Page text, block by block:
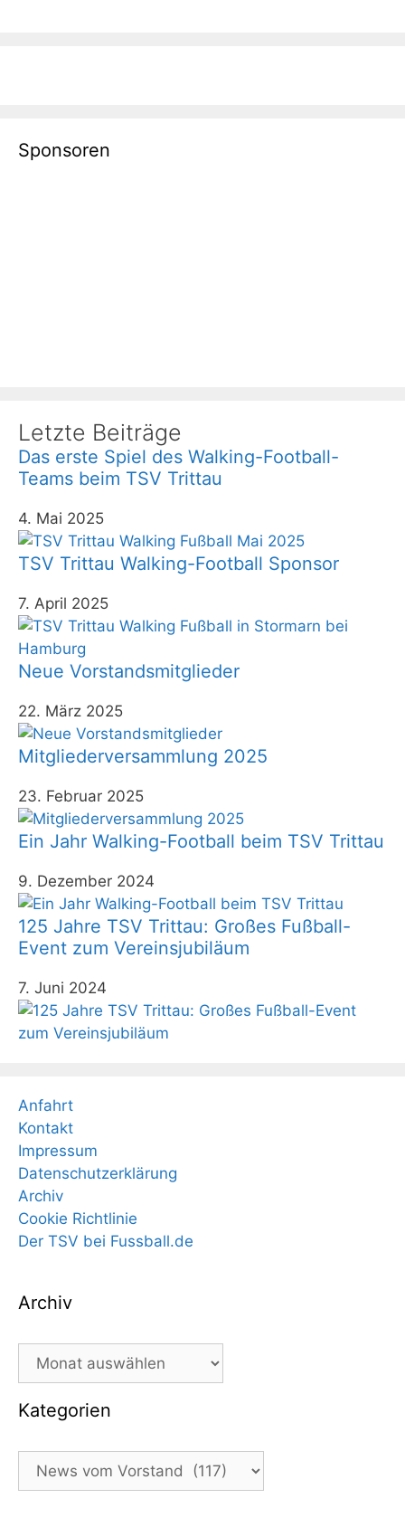
Sponsoren
Letzte Beiträge
Das erste Spiel des Walking-Football-
Teams beim TSV Trittau
4. Mai 2025
TSV Trittau Walking-Football Sponsor
7. April 2025
Neue Vorstandsmitglieder
22. März 2025
Mitgliederversammlung 2025
23. Februar 2025
Ein Jahr Walking-Football beim TSV Trittau
9. Dezember 2024
125 Jahre TSV Trittau: Großes Fußball-
Event zum Vereinsjubiläum
7. Juni 2024
Anfahrt
Kontakt
Impressum
Datenschutzerklärung
Archiv
Cookie Richtlinie
Der TSV bei Fussball.de
Archiv
Archiv
Kategorien
Kategorien